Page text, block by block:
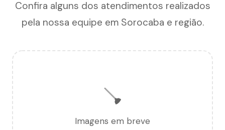
Confira alguns dos atendimentos realizados
pela nossa equipe em Sorocaba e região.
🪠
Imagens em breve